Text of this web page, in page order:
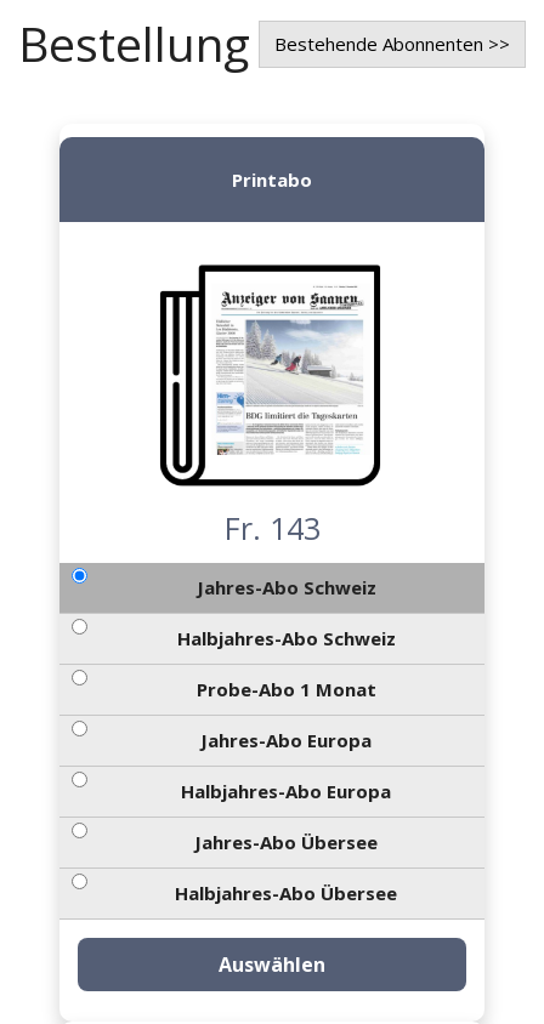
Bestellung Bestehende Abonnenten >>
Printabo
Fr. 143
Jahres-Abo Schweiz
Halbjahres-Abo Schweiz
Probe-Abo 1 Monat
Jahres-Abo Europa
Halbjahres-Abo Europa
Jahres-Abo Übersee
Halbjahres-Abo Übersee
Auswählen